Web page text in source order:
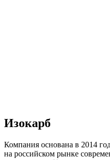
Изокарб
Компания основана в 2014
на российском рынке